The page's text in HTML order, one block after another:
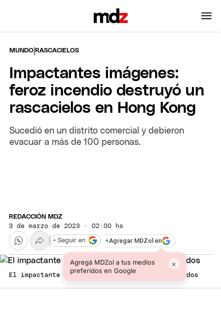
MUNDO |RASCACIELOS
Impactantes imágenes:
feroz incendio destruyó un
rascacielos en Hong Kong
Sucedió en un distrito comercial y debieron
evacuar a más de 100 personas.
REDACCIÓN MDZ
3 de marzo de 2023 · 02:00 hs
+Agregar MDZol en
Agregá MDZol a tus medios
preferidos en Google
×
+ Seguir en
El impactante incendio dejó al menos dos heridos